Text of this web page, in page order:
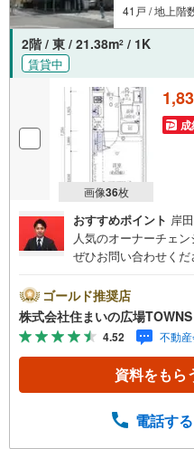
41戸 / 地上階
2階 / 東 / 21.38m2 / 1K
賃貸中
画像36枚
成
おすすめポイント 岸
人気のオーナーチェ
ぜひお問い合わせく
下さい。「室内・現地
とご見学がスムーズで
ります。○住宅ローン
ション■住まいの広場
ッフが親身になって
きます！ /他社様掲
でのお越しも大歓迎
ゴールド推奨店
株式会社住まいの広場TOWNS
4.52 不動
資料をもら
電話する